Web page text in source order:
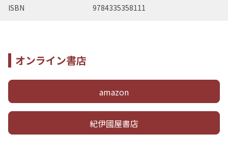
ISBN
9784335358111
オンライン書店
amazon
紀伊國屋書店